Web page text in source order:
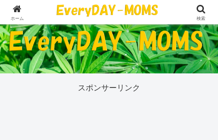
５０代の私が今気になっていることすべて
スポンサーリンク
ホーム 検索